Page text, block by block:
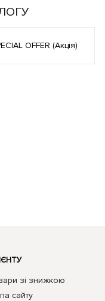
OFFER (Акція)
зі знижкою
сайту